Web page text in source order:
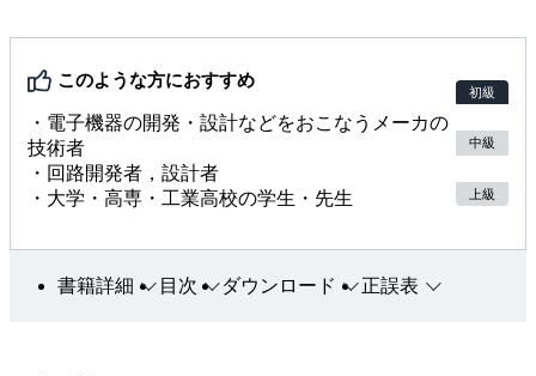
このような方におすすめ
・電子機器の開発・設計などをおこなうメーカの
技術者
・回路開発者，設計者
・大学・高専・工業高校の学生・先生
初級
中級
上級
書籍詳細 目次 ダウンロード 正誤表